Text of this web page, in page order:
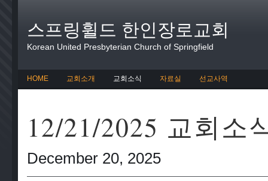
스프링휠드 한인장로교회
Korean United Presbyterian Church of Springfield
HOME 교회소개 교회소식 자료실 선교사역
12/21/2025 교회소
December 20, 2025